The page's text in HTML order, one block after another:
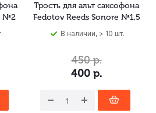
№2
Трость для альт саксофона
Fedotov Reeds Sonore №1,5
В наличии, > 10 шт.
400 р.
450р.